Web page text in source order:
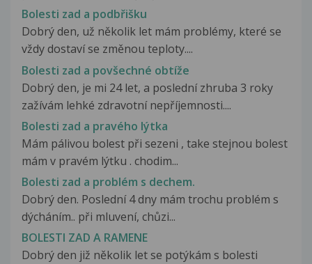
Bolesti zad a podbřišku
Dobrý den, už několik let mám problémy, které se
vždy dostaví se změnou teploty....
Bolesti zad a povšechné obtíže
Dobrý den, je mi 24 let, a poslední zhruba 3 roky
zažívám lehké zdravotní nepříjemnosti....
Bolesti zad a pravého lýtka
Mám pálivou bolest při sezeni , take stejnou bolest
mám v pravém lýtku . chodim...
Bolesti zad a problém s dechem.
Dobrý den. Poslední 4 dny mám trochu problém s
dýcháním.. při mluvení, chůzi...
BOLESTI ZAD A RAMENE
Dobrý den již několik let se potýkám s bolesti